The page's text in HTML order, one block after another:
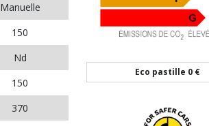
Manuelle
150
Nd
150
370
Eco pastille 0 €